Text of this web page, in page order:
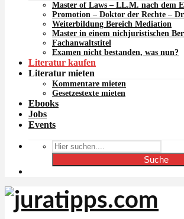
Master of Laws – LL.M. nach dem
Promotion – Doktor der Rechte –
Weiterbildung Bereich Mediation
Master in einem nichjuristischen
Fachanwaltstitel
Examen nicht bestanden, was nun?
Literatur kaufen
Literatur mieten
Kommentare mieten
Gesetzestexte mieten
Ebooks
Jobs
Events
Suche